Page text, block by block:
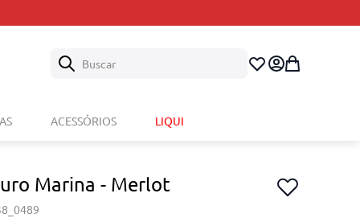
Buscar
ACESSÓRIOS LIQUI
Marina - Merlot